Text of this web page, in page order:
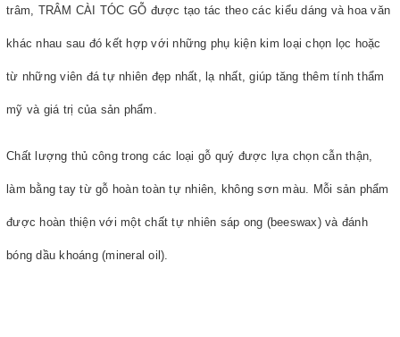
trâm, TRÂM CÀI TÓC GỖ được tạo tác theo các kiểu dáng và hoa văn
khác nhau sau đó kết hợp với những phụ kiện kim loại chọn lọc hoặc
từ những viên đá tự nhiên đẹp nhất, lạ nhất, giúp tăng thêm tính thẩm
mỹ và giá trị của sản phẩm.
Chất lượng thủ công trong các loại gỗ quý được lựa chọn cẫn thận,
làm bằng tay từ gỗ hoàn toàn tự nhiên, không sơn màu. Mỗi sản phẩm
được hoàn thiện với một chất tự nhiên sáp ong (beeswax) và đánh
bóng dầu khoáng (mineral oil).